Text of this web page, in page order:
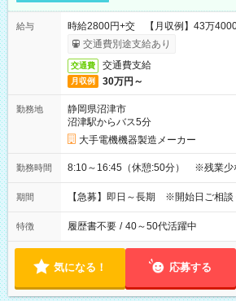
給与
時給2800円+交 【月収例】43万
交通費別途支給あり
交通費 交通費支給
月収例 30万円～
勤務地
静岡県沼津市
沼津駅からバス5分
大手電機機器製造メーカー
勤務時間 8:10～16:45（休憩:50分） ※残業少
期間 【急募】即日～長期 ※開始日ご相談
特徴 履歴書不要 / 40～50代活躍中
気になる！ 応募する